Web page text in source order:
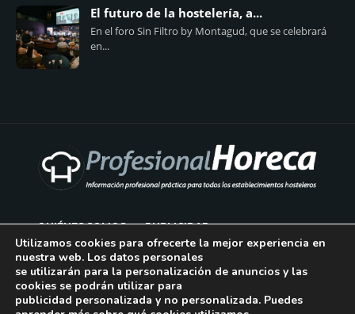
El futuro de la hostelería, a...
En el foro Sin Filtro by Montagud, que se celebrará
en...
QUIÉNES SOMOS PUBLICIDAD
AVISO LEGAL
POLÍTICA DE COOKIES
Utilizamos cookies para ofrecerte la mejor experiencia en
nuestra web. Los datos personales
se utilizarán para la personalización de anuncios y las
cookies se podrán utilizar para
publicidad personalizada y no personalizada. Puedes